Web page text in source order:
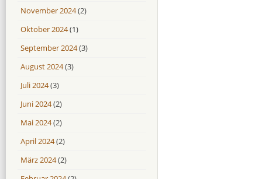
November 2024(2)
Oktober 2024(1)
September 2024(3)
August 2024(3)
Juli 2024(3)
Juni 2024(2)
Mai 2024(2)
April 2024(2)
März 2024(2)